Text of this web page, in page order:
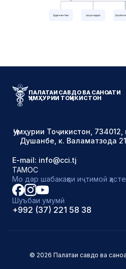
ПАЛАТАИ САВДО ВА САНОАТИ
ҶУМҲУРИИ ТОҶИКИСТОН
Ҷумҳурии Тоҷикистон, 734012,
Душанбе, к. Валаматзода 21
E-mail: info@cci.tj
ТАМОС
Мо дар шабакаҳои иҷтимоӣ
Шуъбаи умумӣ
+992 (37) 221 58 38
© 2026 Палатаи савдо ва